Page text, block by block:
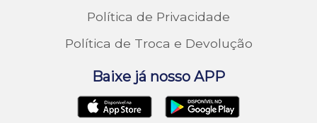
Política de Privacidade
Política de Troca e Devolução
Baixe já nosso APP